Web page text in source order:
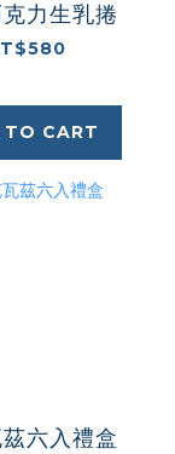
力生乳捲
CART
六入禮盒